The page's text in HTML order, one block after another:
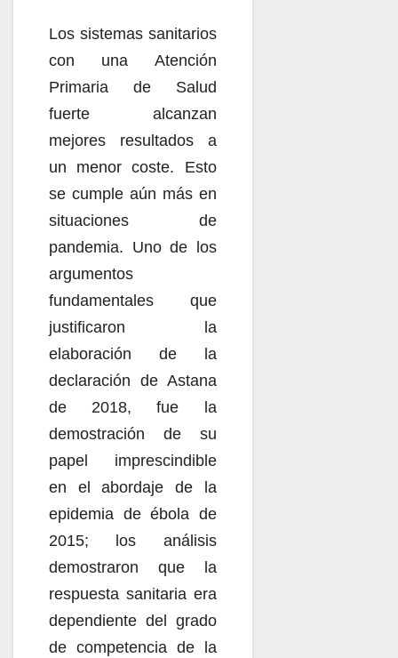
Los sistemas sanitarios
con una Atención
Primaria de Salud
fuerte alcanzan
mejores resultados a
un menor coste. Esto
se cumple aún más en
situaciones de
pandemia. Uno de los
argumentos
fundamentales que
justificaron la
elaboración de la
declaración de Astana
de 2018, fue la
demostración de su
papel imprescindible
en el abordaje de la
epidemia de ébola de
2015; los análisis
demostraron que la
respuesta sanitaria era
dependiente del grado
de competencia de la